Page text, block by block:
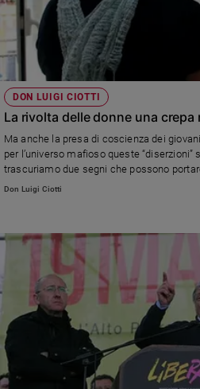
DON LUIGI CIOTTI
La rivolta delle donne una crepa
Ma anche la presa di coscienza dei
per l’universo mafioso queste “diserzioni”
trascuriamo due segni che possono
Don Luigi Ciotti